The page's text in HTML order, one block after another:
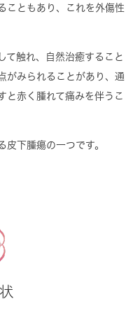
こともあり、これを外傷性
て触れ、自然治癒すること
がみられることがあり、通
と赤く腫れて痛みを伴うこ
下腫瘍の一つです。